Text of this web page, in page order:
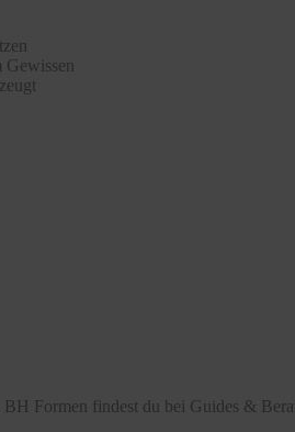
Gewissen
Formen findest du bei Guides &